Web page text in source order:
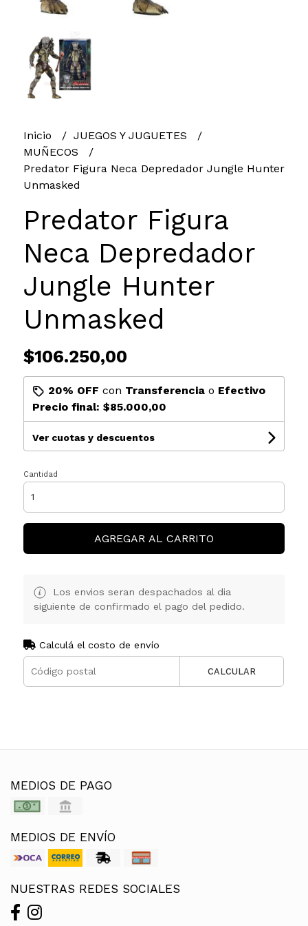
Inicio
JUEGOS Y JUGUETES
MUÑECOS
Predator Figura Neca Depredador Jungle Hunter
Unmasked
Predator Figura
Neca Depredador
Jungle Hunter
Unmasked
$106.250,00
20% OFF con Transferenciao Efectivo
Precio final: $85.000,00
Ver cuotas y descuentos
Cantidad
AGREGAR AL CARRITO
Los envios seran despachados al dia
siguiente de confirmado el pago del pedido.
Calculá el costo de envío
CALCULAR
MEDIOS DE PAGO
MEDIOS DE ENVÍO
NUESTRAS REDES SOCIALES